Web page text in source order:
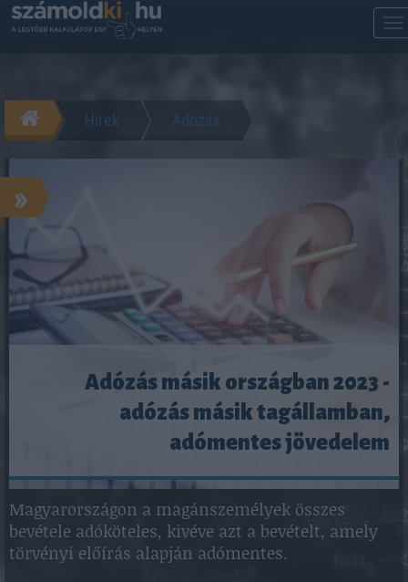
Hírek Adózás
»
Adózás másik országban 2023 -
adózás másik tagállamban,
adómentes jövedelem
Magyarországon a magánszemélyek összes
bevétele adóköteles, kivéve azt a bevételt, amely
törvényi előírás alapján adómentes.